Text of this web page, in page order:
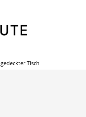
gedeckter Tisch